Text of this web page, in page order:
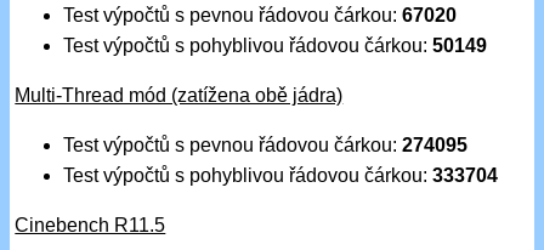
Test výpočtů s pevnou řádovou čárkou:67020
Test výpočtů s pohyblivou řádovou čárkou:50149
Multi-Thread mód (zatížena obě jádra)
Test výpočtů s pevnou řádovou čárkou:274095
Test výpočtů s pohyblivou řádovou čárkou:333704
Cinebench R11.5